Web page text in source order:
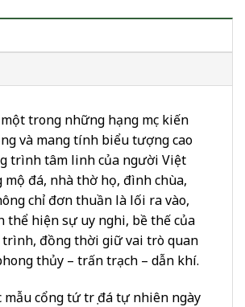
trong những hạng mục kiến
và mang tính biểu tượng cao
trình tâm linh của người Việt
đá, nhà thờ họ, đình chùa,
chỉ đơn thuần là lối ra vào,
thể hiện sự uy nghi, bề thế của
trình, đồng thời giữ vai trò quan
thủy – trấn trạch – dẫn khí.
mẫu cổng tứ trụ đá tự nhiên ngày